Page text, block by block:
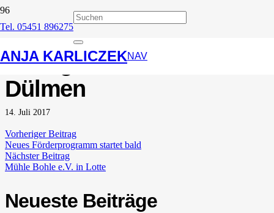
Tel. 05451 896275
ANJA KARLICZEKNAV
Podiumsdiskussion der
Dehoga Westfalen e.V. in
Dülmen
14. Juli 2017
Vorheriger Beitrag
Neues Förderprogramm startet bald
Nächster Beitrag
Mühle Bohle e.V. in Lotte
Neueste Beiträge